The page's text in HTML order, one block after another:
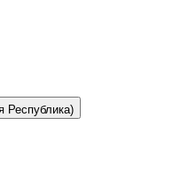
Республика)